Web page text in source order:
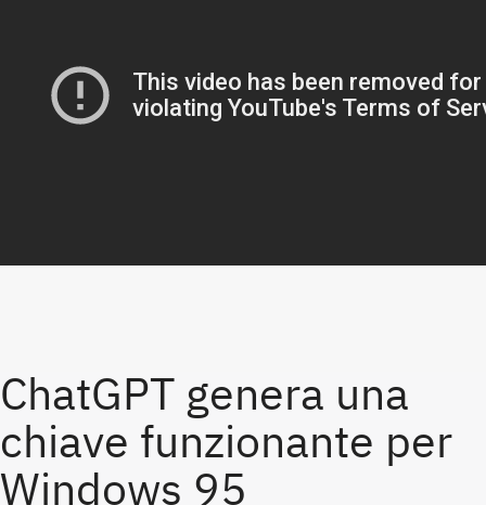
ChatGPT genera una
chiave funzionante per
Windows 95